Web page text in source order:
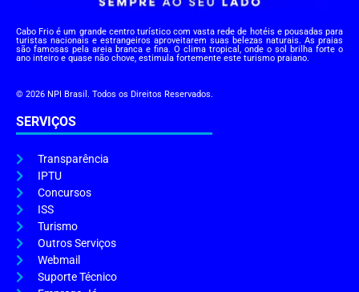
Cabo Frio é um grande centro turístico com vasta rede de hotéis e pousadas para
turistas nacionais e estrangeiros aproveitarem suas belezas naturais. As praias
são famosas pela areia branca e fina. O clima tropical, onde o sol brilha forte o
ano inteiro e quase não chove, estimula fortemente este turismo praiano.
© 2026 NPI Brasil. Todos os Direitos Reservados.
SERVIÇOS
Transparência
IPTU
Concursos
ISS
Turismo
Outros Serviços
Webmail
Suporte Técnico